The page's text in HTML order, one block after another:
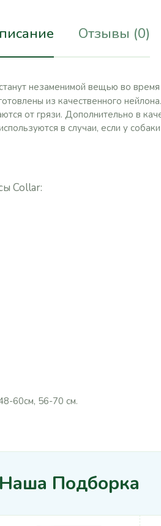
Отзывы (0)
станут незаменимой вещью во
из качественного
от грязи. Дополнительно в
в случаи, если у
Collar:
60см, 56-70 см.
Наша Подборка